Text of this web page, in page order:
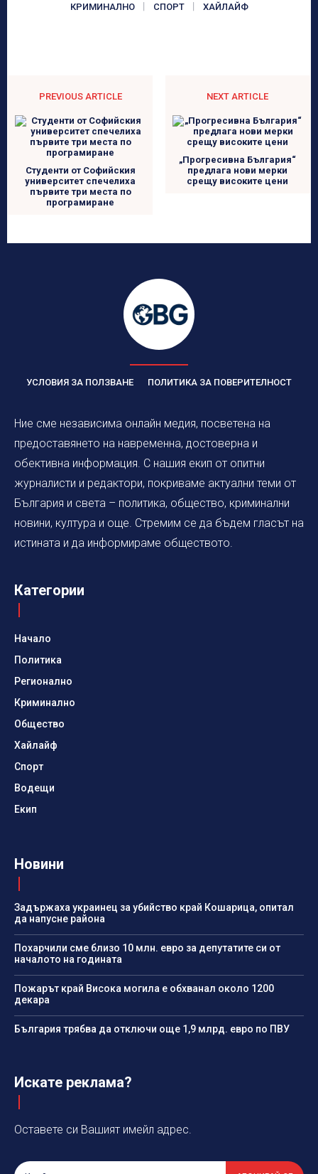
КРИМИНАЛНО СПОРТ ХАЙЛАЙФ
PREVIOUS ARTICLE
Студенти от Софийския
университет спечелиха
първите три места по
програмиране
NEXT ARTICLE
„Прогресивна България“
предлага нови мерки
срещу високите цени
УСЛОВИЯ ЗА ПОЛЗВАНЕ ПОЛИТИКА ЗА ПОВЕРИТЕЛНОСТ
Ние сме независима онлайн медия, посветена на
предоставянето на навременна, достоверна и
обективна информация. С нашия екип от опитни
журналисти и редактори, покриваме актуални теми от
България и света – политика, общество, криминални
новини, култура и още. Стремим се да бъдем гласът на
истината и да информираме обществото.
Категории
Начало
Политика
Регионално
Криминално
Общество
Хайлайф
Спорт
Водещи
Екип
Новини
Задържаха украинец за убийство край Кошарица, опитал
да напусне района
Похарчили сме близо 10 млн. евро за депутатите си от
началото на годината
Пожарът край Висока могила е обхванал около 1200
декара
България трябва да отключи още 1,9 млрд. евро по ПВУ
Искате реклама?
Оставете си Вашият имейл адрес.